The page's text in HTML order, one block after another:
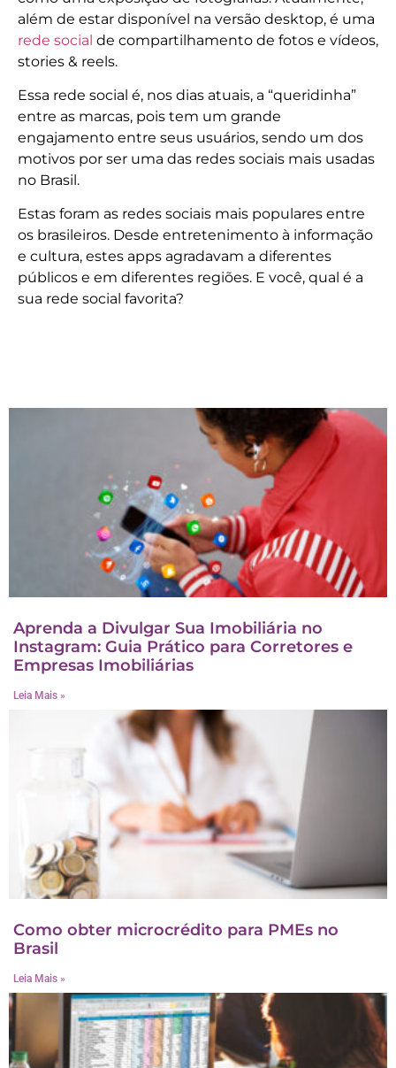
além de estar disponível na versão desktop, é uma
rede social de compartilhamento de fotos e vídeos,
stories & reels.
Essa rede social é, nos dias atuais, a “queridinha”
entre as marcas, pois tem um grande
engajamento entre seus usuários, sendo um dos
motivos por ser uma das redes sociais mais usadas
no Brasil.
Estas foram as redes sociais mais populares entre
os brasileiros. Desde entretenimento à informação
e cultura, estes apps agradavam a diferentes
públicos e em diferentes regiões. E você, qual é a
sua rede social favorita?
Aprenda a Divulgar Sua Imobiliária no
Instagram: Guia Prático para Corretores e
Empresas Imobiliárias
Leia Mais »
Como obter microcrédito para PMEs no
Brasil
Leia Mais »